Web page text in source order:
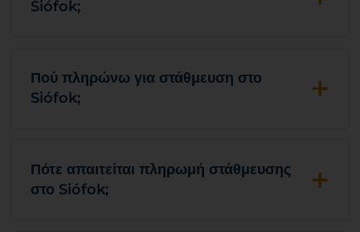
Siófok;
Πού πληρώνω για στάθμευση στο
Siófok;
+
Πότε απαιτείται πληρωμή στάθμευσης
στο Siófok;
+